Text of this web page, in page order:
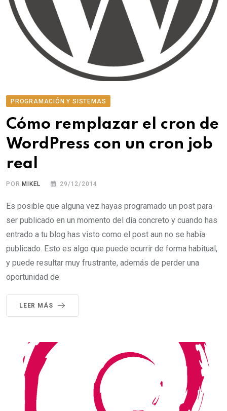
PROGRAMACIÓN Y SISTEMAS
Cómo remplazar el cron de
WordPress con un cron job
real
POR MIKEL 29/12/2014
Es posible que alguna vez hayas programado un post para
ser publicado en un momento del día concreto y cuando has
entrado a tu blog has visto como el post aun no se había
publicado. Esto es algo que puede ocurrir de forma habitual,
y puede resultar muy frustrante, además de perder una
oportunidad de
LEER MÁS